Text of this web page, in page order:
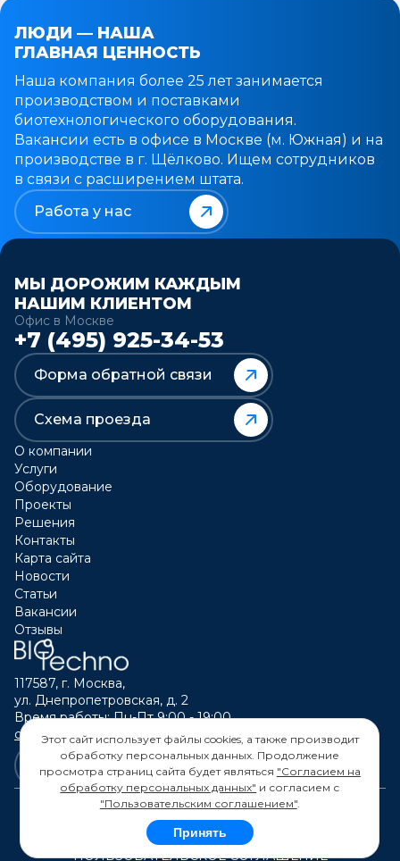
Фармацевтика
Ферментёр 15L в комплекте с
центрифугой CEPA LE
г. Киев
Промышленная биотехнология
Elo Trace, Process Trace
Москва
Фармацевтика
Пилотное производство
п. Вольгинский
Биореакторы 2х100 л
р.п. Кольцово
Лабораторная система
ферментации 2x7 л
Ферментер 15L + EloTrace
г. Екатеринбург
Промышленная биотехнология
Ферментер 3000 л, реактор-
смеситель 200 л – 2 шт
г. Минск
Промышленная биотехнология
Центрифуга СЕРА Z41, барабан для
декантации, запасной фильтрующий
ЛЮДИ — НАША
ГЛАВНАЯ ЦЕННОСТЬ
Наша компания более 25 лет занимается
производством и поставками
биотехнологического оборудования.
Вакансии есть в офисе в Москве (м. Южная) и на
производстве в г. Щёлково. Ищем сотрудников
в связи с расширением штата.
Работа у нас
Этот сайт использует файлы cookies, а также производит
обработку персональных данных. Продолжение
просмотра страниц сайта будет являться "Согласием на
обработку персональных данных" и согласием с
"Пользовательским соглашением".
Принять
МЫ ДОРОЖИМ КАЖДЫМ
НАШИМ КЛИЕНТОМ
Офис в Москве
+7 (495) 925-34-53
Форма обратной связи
Схема проезда
О компании
Услуги
Оборудование
Проекты
Решения
Контакты
Карта сайта
Новости
Статьи
Вакансии
Отзывы
117587, г. Москва,
ул. Днепропетровская, д. 2
Время работы: Пн-Пт 9:00 - 19:00
calltouch@biotechno.ru
© 2026 "БИОТЕХНО" ОГРН 1117746199152
ПОЛЬЗОВАТЕЛЬСКОЕ СОГЛАШЕНИЕ